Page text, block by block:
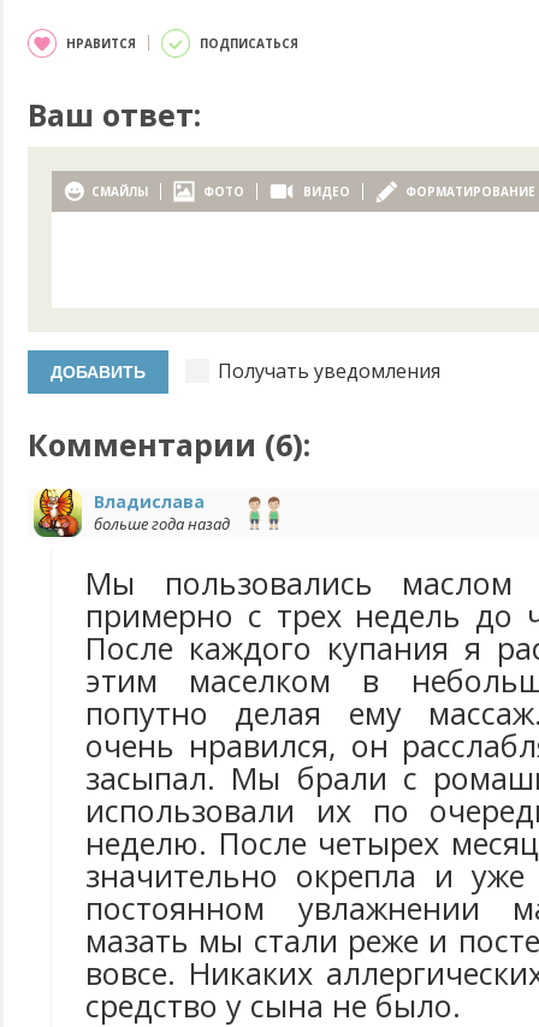
НРАВИТСЯ ПОДПИСАТЬСЯ
Ваш ответ:
СМАЙЛЫ ФОТО ВИДЕО ФОРМАТИРОВАНИЕ
Получать уведомления
Комментарии (6):
Владислава
больше года назад
Мы пользовались маслом
примерно с трех недель до
После каждого купания я
этим маселком в
попутно делая ему
очень нравился, он
засыпал. Мы брали с
использовали их по
неделю. После четырех
значительно окрепла и
постоянном увлажнении
мазать мы стали реже и
вовсе. Никаких
средство у сына не было.